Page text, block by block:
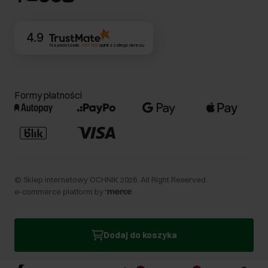
Dodaj do koszyka
4.9
Na podstawie 357 163 opinii z całego okresu
Formy płatności
© Sklep internetowy OCHNIK 2026 . All Right Reserved.
e-commerce platform by